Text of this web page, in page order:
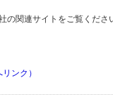
関連サイトをご覧くださ
ンク）